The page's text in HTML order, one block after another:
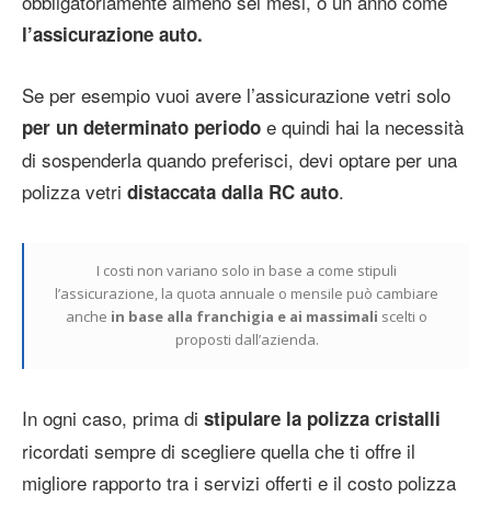
l’assicurazione auto.
Se per esempio vuoi avere l’assicurazione vetri solo
per un determinato periodo e quindi hai la necessità
di sospenderla quando preferisci, devi optare per una
polizza vetri distaccata dalla RC auto.
I costi non variano solo in base a come stipuli
l’assicurazione, la quota annuale o mensile può cambiare
anche in base alla franchigia e ai massimali scelti o
proposti dall’azienda.
In ogni caso, prima di stipulare la polizza cristalli
ricordati sempre di scegliere quella che ti offre il
migliore rapporto tra i servizi offerti e il costo polizza